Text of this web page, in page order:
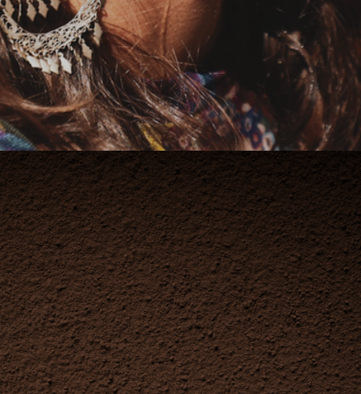
PRODUKT
Professionelle Produktfotografie, und
Motion, von Packshots bis Stills für E-
Commerce und Social Media,
maßgeschneidert für den anspruchsvollen
Geschmack. Schnelligkeit trifft auf
erstklassige Qualität – denn Kompromisse
gibt es bei uns nicht.